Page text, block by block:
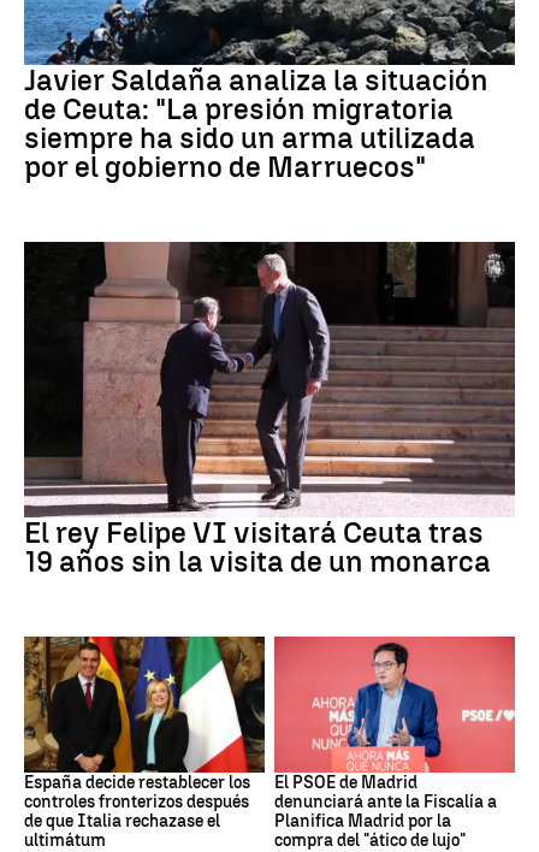
Crisis migratoria Ceuta
Javier Saldaña analiza la situación
de Ceuta: "La presión migratoria
siempre ha sido un arma utilizada
por el gobierno de Marruecos"
Crisis Migratoria
El rey Felipe VI visitará Ceuta tras
19 años sin la visita de un monarca
CRISIS MIGRATORIA
España decide restablecer los
controles fronterizos después
de que Italia rechazase el
ultimátum
PSOE MADRID
El PSOE de Madrid
denunciará ante la Fiscalía a
Planifica Madrid por la
compra del "ático de lujo"